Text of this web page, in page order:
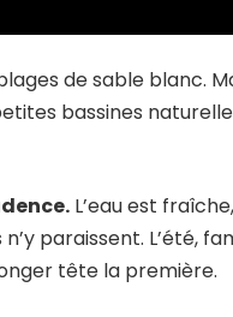
de sable blanc.
bassines
L’eau est
paraissent. L’été,
tête la première.